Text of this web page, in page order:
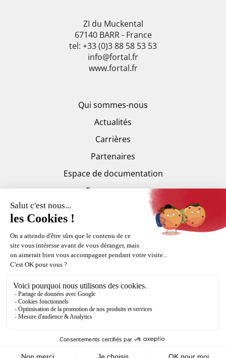
ZI du Muckental
67140 BARR - France
tel: +33 (0)3 88 58 53 53
info@fortal.fr
www.fortal.fr
Qui sommes-nous
Actualités
Carrières
Partenaires
Espace de documentation
Espace presse
Copyright Fortal © 2015-2026
CGV
Politique de confidentialité